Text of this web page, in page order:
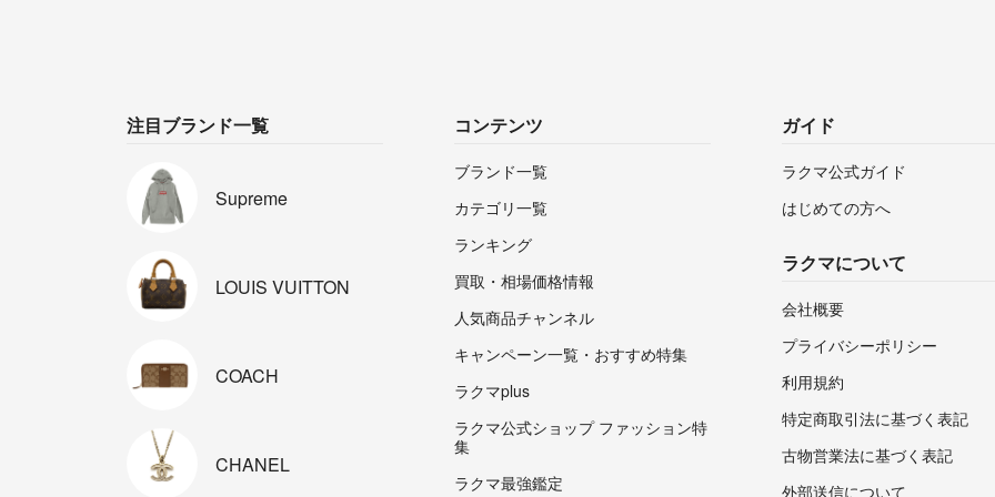
注目ブランド一覧
Supreme
LOUIS VUITTON
COACH
CHANEL
コンテンツ
ブランド一覧
カテゴリ一覧
ランキング
買取・相場価格情報
人気商品チャンネル
キャンペーン一覧・おすすめ特集
ラクマplus
ラクマ公式ショップ ファッション特
集
ラクマ最強鑑定
ガイド
ラクマ公式ガイド
はじめての方へ
ラクマについて
会社概要
プライバシーポリシー
利用規約
特定商取引法に基づく表記
古物営業法に基づく表記
外部送信について